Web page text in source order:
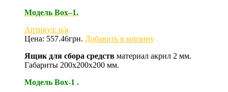
Модель Box–1.
Артикул: n/a
Цена: 557.46грн. Добавить в корзину
Ящик для сбора средств материал акрил 2 мм.
Габариты 200х200х200 мм.
Модель Box-1 .